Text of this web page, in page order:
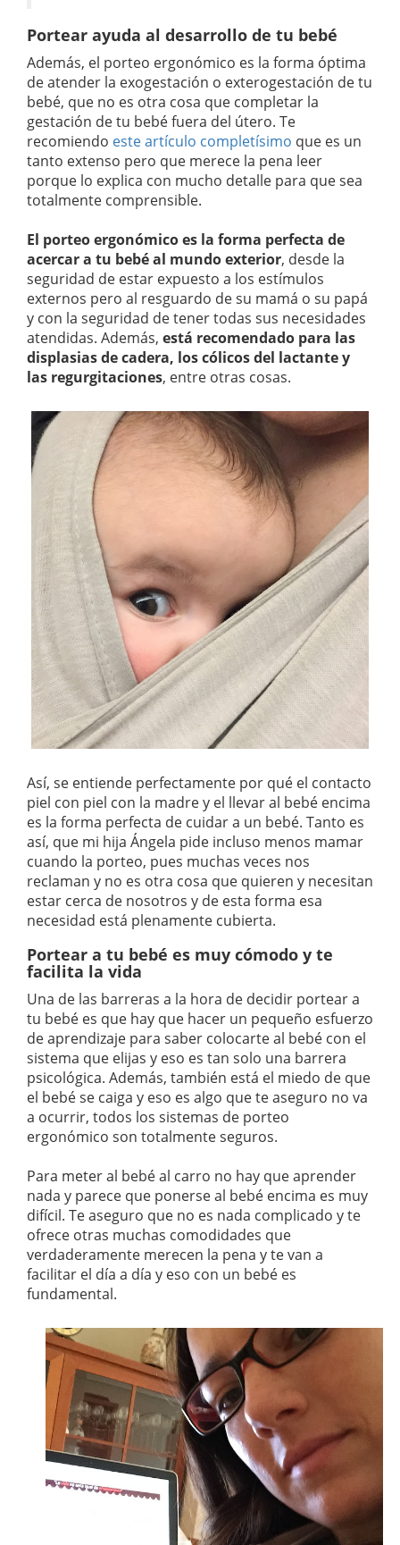
Portear ayuda al desarrollo de tu bebé
Además, el porteo ergonómico es la forma óptima
de atender la exogestación o exterogestación de tu
bebé, que no es otra cosa que completar la
gestación de tu bebé fuera del útero. Te
recomiendo este artículo completísimo que es un
tanto extenso pero que merece la pena leer
porque lo explica con mucho detalle para que sea
totalmente comprensible.
El porteo ergonómico es la forma perfecta de
acercar a tu bebé al mundo exterior, desde la
seguridad de estar expuesto a los estímulos
externos pero al resguardo de su mamá o su papá
y con la seguridad de tener todas sus necesidades
atendidas. Además, está recomendado para las
displasias de cadera, los cólicos del lactante y
las regurgitaciones, entre otras cosas.
Así, se entiende perfectamente por qué el contacto
piel con piel con la madre y el llevar al bebé encima
es la forma perfecta de cuidar a un bebé. Tanto es
así, que mi hija Ángela pide incluso menos mamar
cuando la porteo, pues muchas veces nos
reclaman y no es otra cosa que quieren y necesitan
estar cerca de nosotros y de esta forma esa
necesidad está plenamente cubierta.
Portear a tu bebé es muy cómodo y te
facilita la vida
Una de las barreras a la hora de decidir portear a
tu bebé es que hay que hacer un pequeño esfuerzo
de aprendizaje para saber colocarte al bebé con el
sistema que elijas y eso es tan solo una barrera
psicológica. Además, también está el miedo de que
el bebé se caiga y eso es algo que te aseguro no va
a ocurrir, todos los sistemas de porteo
ergonómico son totalmente seguros.
Para meter al bebé al carro no hay que aprender
nada y parece que ponerse al bebé encima es muy
difícil. Te aseguro que no es nada complicado y te
ofrece otras muchas comodidades que
verdaderamente merecen la pena y te van a
facilitar el día a día y eso con un bebé es
fundamental.